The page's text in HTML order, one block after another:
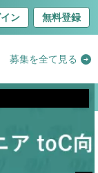
ン 無料登録
募集を全て見る